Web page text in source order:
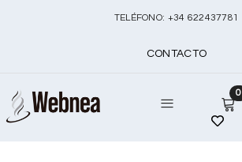
TELÉFONO: +34 622437781
CONTACTO
0